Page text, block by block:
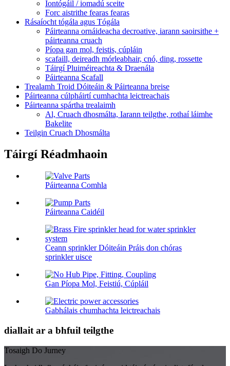
Iontógáil / iomadú sceite
Forc aistrithe fearas fearas
Rásaíocht tógála agus Tógála
Páirteanna ornáideacha decroative, iarann ​​saoirsithe +
páirteanna cruach
Píopa gan mol, feistis, cúpláin
scafaill, deireadh mórleabhair, cnó, ding, rossette
Táirgí Pluiméireachta & Draenála
Páirteanna Scafall
Trealamh Troid Dóiteáin & Páirteanna breise
Páirteanna cúlpháirtí cumhachta leictreachais
Páirteanna spártha trealaimh
Al, Cruach dhosmálta, Iarann ​​teilgthe, rothaí láimhe
Bakelite
Teilgin Cruach Dhosmálta
Táirgí Réadmhaoin
Páirteanna Comhla
Páirteanna Caidéil
Ceann sprinkler Dóiteáin Práis don chóras
sprinkler uisce
Gan Píopa Mol, Feistiú, Cúpláil
Gabhálais chumhachta leictreachais
diallait ar a bhfuil teilgthe
Tosaigh Do Jurney